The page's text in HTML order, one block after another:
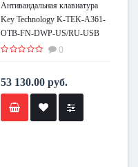
Антивандальная клавиатура
Key Technology K-TEK-A361-
OTB-FN-DWP-US/RU-USB
0
53 130.00 руб.